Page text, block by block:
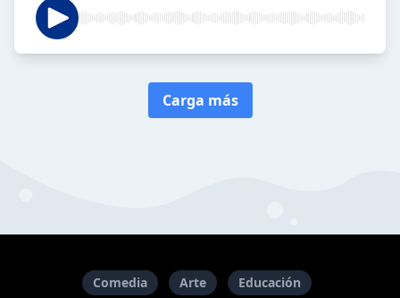
Carga más
Comedia Arte Educación